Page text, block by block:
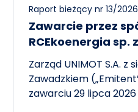
Raport bieżący nr 13/2026
Zawarcie przez
RCEkoenergia sp.
wieloletniej na
miasta
Zarząd UNIMOT S.A. z
Zawadzkiem
zawarciu 29 lipca